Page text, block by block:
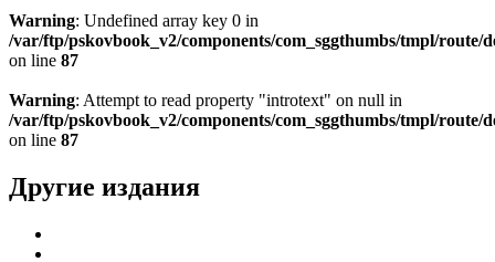
Warning: Undefined array key 0 in
/var/ftp/pskovbook_v2/components/com_sggthumbs/tmpl/route/
on line 87
Warning: Attempt to read property "introtext" on null in
/var/ftp/pskovbook_v2/components/com_sggthumbs/tmpl/route/
on line 87
Другие издания